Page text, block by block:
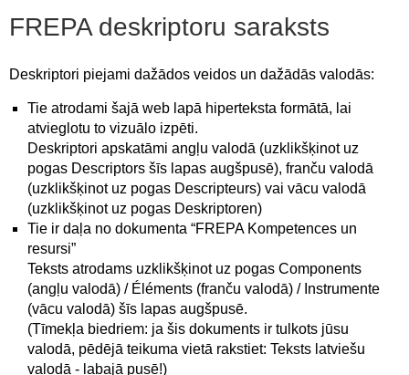
FREPA deskriptoru saraksts
Deskriptori piejami dažādos veidos un dažādās valodās:
Tie atrodami šajā web lapā hiperteksta formātā, lai
atvieglotu to vizuālo izpēti.
Deskriptori apskatāmi angļu valodā (uzklikšķinot uz
pogas Descriptors šīs lapas augšpusē), franču valodā
(uzklikšķinot uz pogas Descripteurs) vai vācu valodā
(uzklikšķinot uz pogas Deskriptoren)
Tie ir daļa no dokumenta “FREPA Kompetences un
resursi”
Teksts atrodams uzklikšķinot uz pogas Components
(angļu valodā) / Éléments (franču valodā) / Instrumente
(vācu valodā) šīs lapas augšpusē.
(Tīmekļa biedriem: ja šis dokuments ir tulkots jūsu
valodā, pēdējā teikuma vietā rakstiet: Teksts latviešu
valodā - labajā pusē!)